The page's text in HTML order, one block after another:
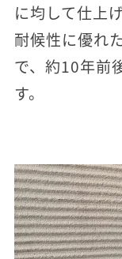
に均して仕上げ
耐候性に優れ
で、約10年前
す。